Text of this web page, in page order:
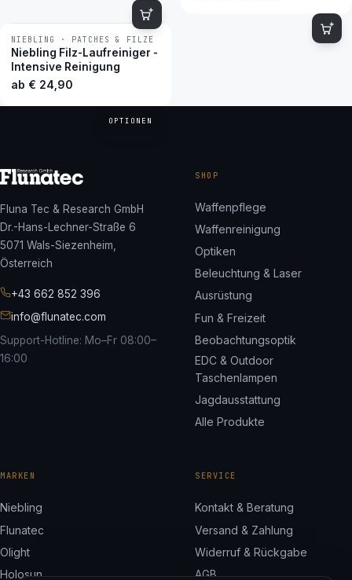
NIEBLING · PATCHES & FILZE
Niebling Filz-Laufreiniger -
Intensive Reinigung
ab € 24,90
OPTIONEN
Fluna Tec & Research GmbH
Dr.-Hans-Lechner-Straße 6
5071 Wals-Siezenheim,
Österreich
+43 662 852 396
info@flunatec.com
Support-Hotline: Mo–Fr 08:00–
16:00
SHOP
Waffenpflege
Waffenreinigung
Optiken
Beleuchtung & Laser
Ausrüstung
Fun & Freizeit
Beobachtungsoptik
EDC & Outdoor
Taschenlampen
Jagdausstattung
Alle Produkte
MARKEN
Niebling
Flunatec
Olight
Holosun
SERVICE
Kontakt & Beratung
Versand & Zahlung
Widerruf & Rückgabe
AGB